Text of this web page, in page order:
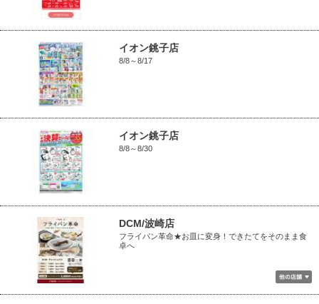
イオン銚子店
8/8～8/17
イオン銚子店
8/8～8/30
DCM/波崎店
フライパン革命★お皿に変身！できたてをそのまま食
卓へ